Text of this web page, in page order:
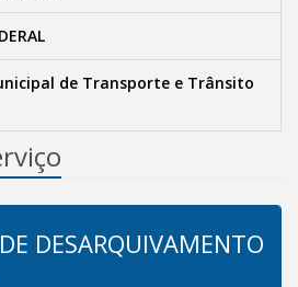
de Transporte e Trânsito
DESARQUIVAMENTO